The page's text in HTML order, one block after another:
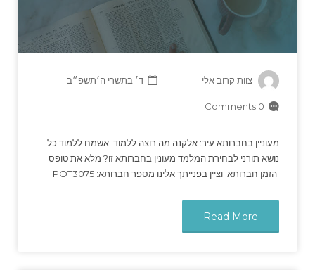
צוות קרוב אלי ד׳ בתשרי ה׳תשפ״ב
0 Comments
מעוניין בחברותא עיר: אלקנה מה רוצה ללמוד: אשמח ללמוד כל
נושא תורני לבחירת המלמד מעונין בחברותא זו? מלא את טופס
'הזמן חברותא' וציין בפנייתך אלינו מספר חברותא: POT3075
Read More